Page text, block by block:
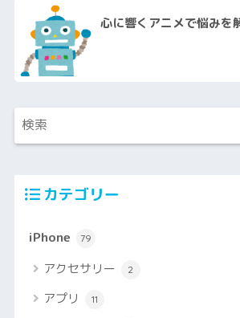
心に響くアニメで悩みを
カテゴリー
iPhone 79
アクセサリー 2
アプリ 11